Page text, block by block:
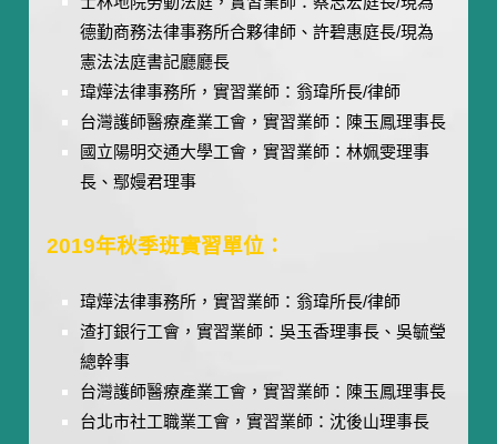
德勤商務法律事務所合夥律師、許碧惠庭長/現為
憲法法庭書記廳廳長
瑋燁法律事務所，實習業師：翁瑋所長/律師
台灣護師醫療產業工會，實習業師：陳玉鳳理事長
國立陽明交通大學工會，實習業師：林姵雯理事
長、鄢嫚君理事
2019年秋季班實習單位：
瑋燁法律事務所，實習業師：翁瑋所長/律師
渣打銀行工會，實習業師：吳玉香理事長、吳毓瑩
總幹事
台灣護師醫療產業工會，實習業師：陳玉鳳理事長
台北市社工職業工會，實習業師：沈後山理事長